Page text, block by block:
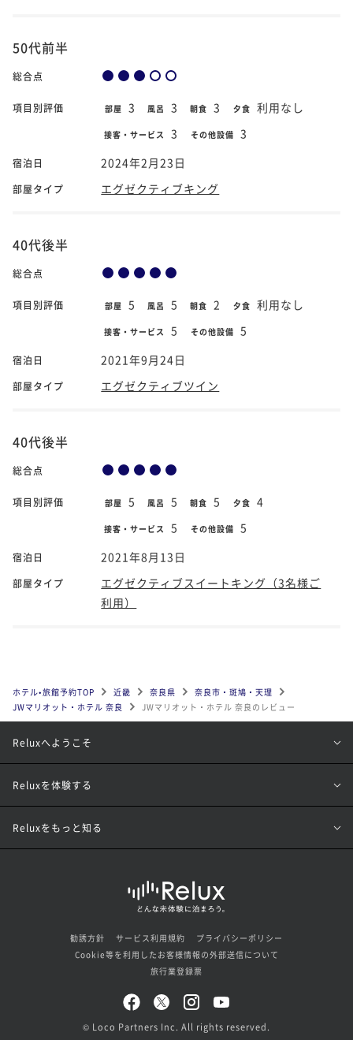
50代前半
総合点
項目別評価 部屋 3 風呂 3 朝食 3 夕食 利用なし
接客・サービス 3 その他設備 3
宿泊日 2024年2月23日
部屋タイプ エグゼクティブキング
40代後半
総合点
項目別評価 部屋 5 風呂 5 朝食 2 夕食 利用なし
接客・サービス 5 その他設備 5
宿泊日 2021年9月24日
部屋タイプ エグゼクティブツイン
40代後半
総合点
項目別評価 部屋 5 風呂 5 朝食 5 夕食 4
接客・サービス 5 その他設備 5
宿泊日 2021年8月13日
部屋タイプ
エグゼクティブスイートキング（3名様ご
利用）
ホテル•旅館予約TOP 近畿 奈良県
奈良市・斑鳩・天理
JWマリオット・ホテル 奈良
JWマリオット・ホテル 奈良のレビュー
Reluxへようこそ
Reluxを体験する
Reluxをもっと知る
勧誘方針 サービス利用規約
プライバシーポリシー
Cookie等を利用したお客様情報の外部送信について
旅行業登録票
© Loco Partners Inc. All rights reserved.